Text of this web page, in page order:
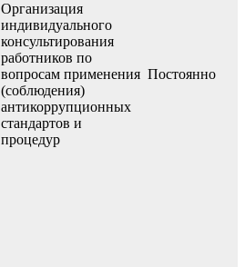
Организация
индивидуального
консультирования
работников по
вопросам применения
(соблюдения)
антикоррупционных
стандартов и
процедур
Постоянно